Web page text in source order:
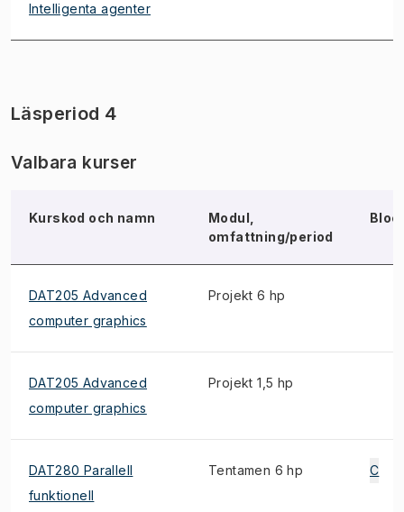
Intelligenta agenter
Läsperiod 4
Valbara kurser
Kurskod och namn
Modul,
omfattning/period
DAT205 Advanced
computer graphics
Projekt 6 hp
DAT205 Advanced
computer graphics
Projekt 1,5 hp
DAT280 Parallell
funktionell
Tentamen 6 hp C